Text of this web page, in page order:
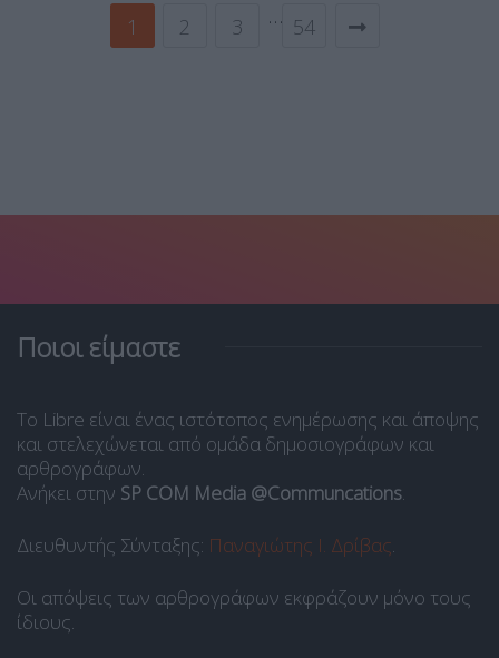
1 2 3 … 54
Ποιοι είμαστε
Το Libre είναι ένας ιστότοπος ενημέρωσης και άποψης
και στελεχώνεται από ομάδα δημοσιογράφων και
αρθρογράφων.
Ανήκει στην SP COM Media @Communcations.
Διευθυντής Σύνταξης: Παναγιώτης Ι. Δρίβας.
Οι απόψεις των αρθρογράφων εκφράζουν μόνο τους
ίδιους.